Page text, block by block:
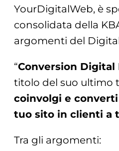
YourDigitalWeb, è
consolidata della
argomenti del
“Conversion Digital
titolo del suo ultimo
coinvolgi e
tuo sito in clienti a
Tra gli argomenti: